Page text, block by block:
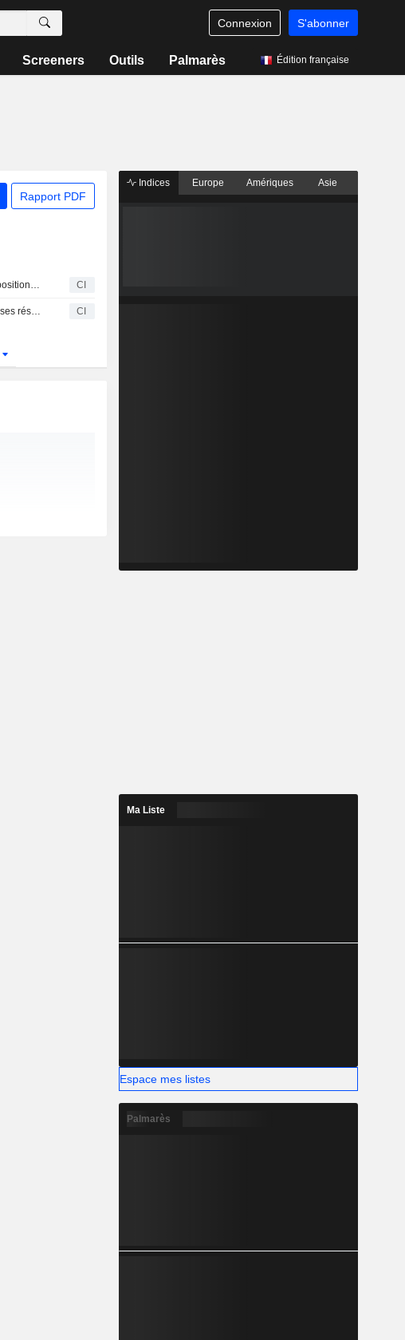
Connexion S'abonner
Screeners Outils Palmarès Édition française
Rapport PDF
Beijing VRV Software Corporation reçoit une proposition d'actionnaire de la part de Hao Lin CI
Beijing VRV Software Corporation Limited publie ses résultats pour le premier trimestre clos le 31 mars 2026 CI
Indices Europe Amériques Asie
Ma Liste
Espace mes listes
Palmarès